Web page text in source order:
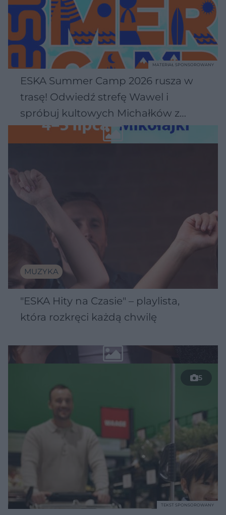
ESKA Summer Camp 2026 rusza w
trasę! Odwiedź strefę Wawel i
spróbuj kultowych Michałków z
Wawelu
MATERIAŁ SPONSOROWANY
MUZYKA
"ESKA Hity na Czasie" – playlista,
która rozkręci każdą chwilę
5
TEKST SPONSOROWANY